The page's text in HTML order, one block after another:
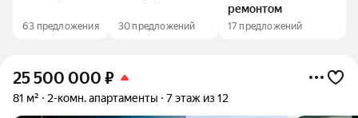
63 предложения 30 предложений
ремонтом
17 предложений
25 500 000 ₽
81 м² 2-комн. апартаменты 7 этаж из 12